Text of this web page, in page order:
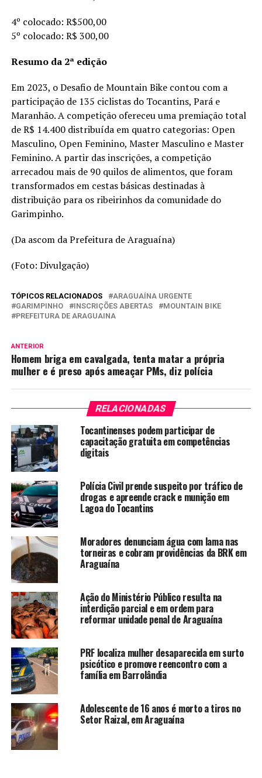
4º colocado: R$500,00
5º colocado: R$ 300,00
Resumo da 2ª edição
Em 2023, o Desafio de Mountain Bike contou com a
participação de 135 ciclistas do Tocantins, Pará e
Maranhão. A competição ofereceu uma premiação total
de R$ 14.400 distribuída em quatro categorias: Open
Masculino, Open Feminino, Master Masculino e Master
Feminino. A partir das inscrições, a competição
arrecadou mais de 90 quilos de alimentos, que foram
transformados em cestas básicas destinadas à
distribuição para os ribeirinhos da comunidade do
Garimpinho.
(Da ascom da Prefeitura de Araguaína)
(Foto: Divulgação)
TÓPICOS RELACIONADOS
ARAGUAÍNA URGENTE
GARIMPINHO
INSCRIÇÕES ABERTAS
MOUNTAIN BIKE
PREFEITURA DE ARAGUAINA
ANTERIOR
Homem briga em cavalgada, tenta matar a própria
mulher e é preso após ameaçar PMs, diz polícia
RELACIONADAS
Tocantinenses podem participar de
capacitação gratuita em competências
digitais
Polícia Civil prende suspeito por tráfico de
drogas e apreende crack e munição em
Lagoa do Tocantins
Moradores denunciam água com lama nas
torneiras e cobram providências da BRK em
Araguaína
Ação do Ministério Público resulta na
interdição parcial e em ordem para
reformar unidade penal de Araguaína
PRF localiza mulher desaparecida em surto
psicótico e promove reencontro com a
família em Barrolândia
Adolescente de 16 anos é morto a tiros no
Setor Raizal, em Araguaína